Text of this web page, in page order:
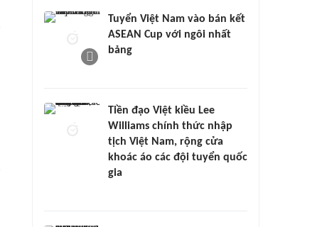
Tuyển Việt Nam vào bán kết
ASEAN Cup với ngôi nhất
bảng
Tiền đạo Việt kiều Lee
Williams chính thức nhập
tịch Việt Nam, rộng cửa
khoác áo các đội tuyển quốc
gia